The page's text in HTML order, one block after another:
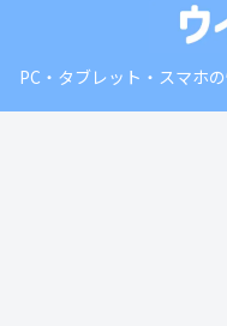
PC・タブレット・スマホ